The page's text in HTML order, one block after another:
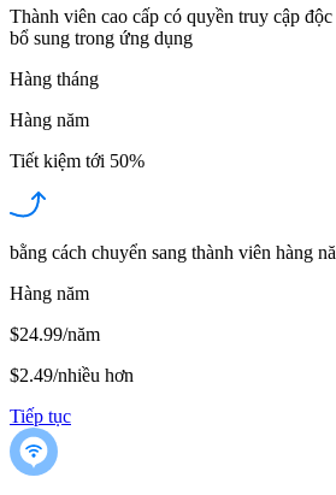
Thành viên cao cấp có quyền truy cập
bổ sung trong ứng dụng
Hàng tháng
Hàng năm
Tiết kiệm tới 50%
bằng cách chuyển sang thành viên hàng
Hàng năm
$24.99/năm
$2.49/nhiều hơn
Tiếp tục